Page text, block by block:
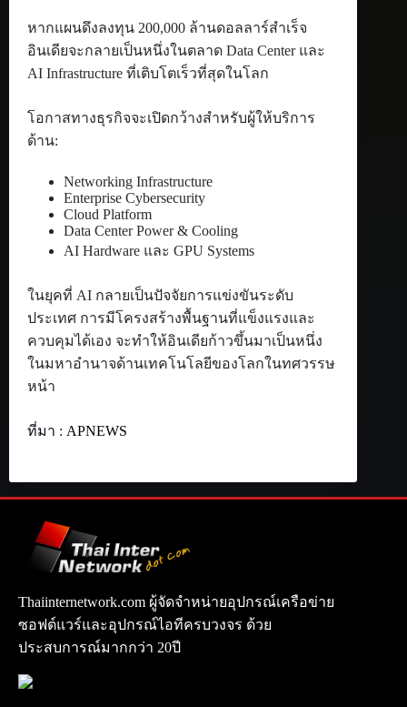
หากแผนดึงลงทุน 200,000 ล้านดอลลาร์สำเร็จ
อินเดียจะกลายเป็นหนึ่งในตลาด Data Center และ
AI Infrastructure ที่เติบโตเร็วที่สุดในโลก
โอกาสทางธุรกิจจะเปิดกว้างสำหรับผู้ให้บริการ
ด้าน:
Networking Infrastructure
Enterprise Cybersecurity
Cloud Platform
Data Center Power & Cooling
AI Hardware และ GPU Systems
ในยุคที่ AI กลายเป็นปัจจัยการแข่งขันระดับ
ประเทศ การมีโครงสร้างพื้นฐานที่แข็งแรงและ
ควบคุมได้เอง จะทำให้อินเดียก้าวขึ้นมาเป็นหนึ่ง
ในมหาอำนาจด้านเทคโนโลยีของโลกในทศวรรษ
หน้า
ที่มา : APNEWS
Thaiinternetwork.com ผู้จัดจำหน่ายอุปกรณ์เครือข่าย
ซอฟต์แวร์และอุปกรณ์ไอทีครบวงจร ด้วย
ประสบการณ์มากกว่า 20ปี